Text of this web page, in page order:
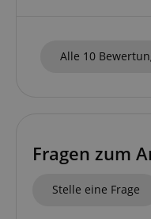
Alle 10
Fragen zum
Stelle eine Frage